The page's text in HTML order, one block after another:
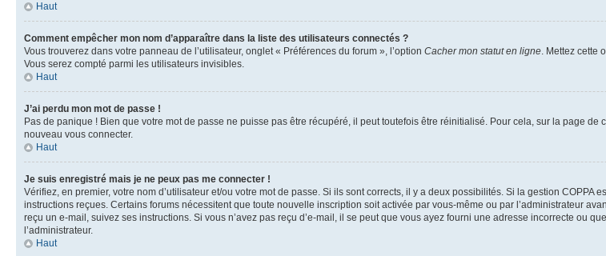
Haut
Comment empêcher mon nom d’apparaître dans la liste des utilisateurs connectés ?
Vous trouverez dans votre panneau de l’utilisateur, onglet « Préférences du forum », l’option Cacher mon statut en ligne. Mettez cette
Vous serez compté parmi les utilisateurs invisibles.
Haut
J’ai perdu mon mot de passe !
Pas de panique ! Bien que votre mot de passe ne puisse pas être récupéré, il peut toutefois être réinitialisé. Pour cela, sur la page de
nouveau vous connecter.
Haut
Je suis enregistré mais je ne peux pas me connecter !
Vérifiez, en premier, votre nom d’utilisateur et/ou votre mot de passe. Si ils sont corrects, il y a deux possibilités. Si la gestion
instructions reçues. Certains forums nécessitent que toute nouvelle inscription soit activée par vous-même ou par l’administrateur
reçu un e-mail, suivez ses instructions. Si vous n’avez pas reçu d’e-mail, il se peut que vous ayez fourni une adresse incorrecte ou
l’administrateur.
Haut